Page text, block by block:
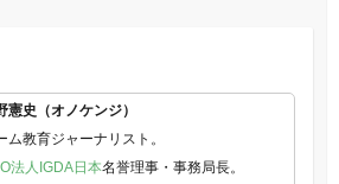
憲史（オノケンジ）
ム教育ジャーナリスト。
法人IGDA日本名誉理事・事務局長。